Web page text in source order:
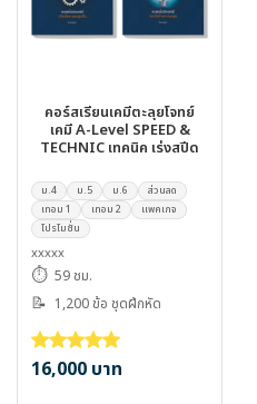
คอร์สเรียนเคมีตะลุยโจทย์
เคมี A-Level SPEED &
TECHNIC เทคนิค เร่งสปีด
ม.4 ม.5 ม.6
ส่วนลด
เทอม 1
เทอม 2
แพคเกจ
โปรโมชั่น
xxxxx
⏱️ 59 ชม.
📝 1,200 ข้อ ชุดฝึกหัด
ให้คะแนน5.00
16,000 บาท